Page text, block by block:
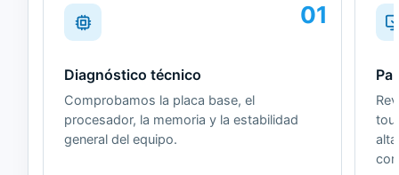
01
Diagnóstico técnico
Comprobamos la placa base, el
procesador, la memoria y la estabilidad
general del equipo.